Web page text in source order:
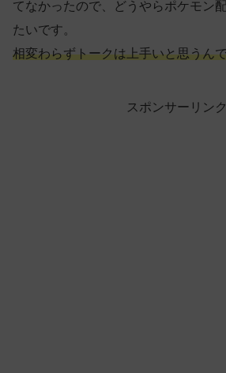
てなかったので、どうやらポケモン
たいです。
相変わらずトークは上手いと思うん
スポンサーリンク